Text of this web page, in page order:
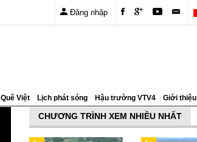
Đăng nhập
Quê Việt Lịch phát sóng Hậu trường VTV4 Giới thiệu
CHƯƠNG TRÌNH XEM NHIỀU NHẤT